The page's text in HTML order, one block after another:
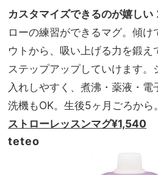
カスタマイズできるのが嬉しい
ローの練習ができるマグ。傾
ウトから、吸い上げる力を鍛え
ステップアップしていけます。
入れしやすく、煮沸・薬液・電
洗機もOK。生後5ヶ月ごろから
ストローレッスンマグ¥1,540
teteo